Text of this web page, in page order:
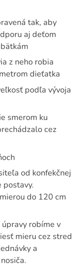
tak, aby
aj deťom
z neho robia
dieťatka
podľa vývoja
smerom ku
cez
od konfekčnej
do 120 cm
robíme v
mieru cez stred
a